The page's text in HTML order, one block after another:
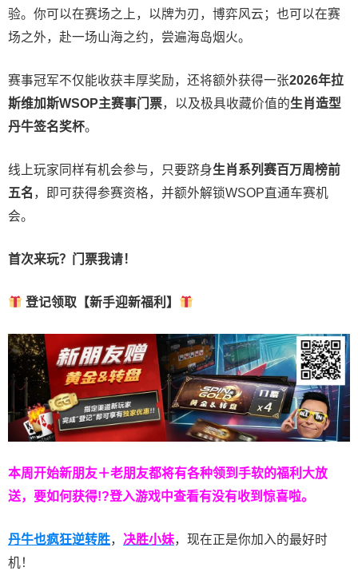
验。 你可以在赛场之上，以牌为刃，博弈风云；也可以在赛
场之外，赴一场山海之约，尝遍海岛烟火。
赛事冠军不仅能收获丰厚奖励，还将额外获得一张2026年拉
斯维加斯WSOP主赛事门票，以及极具收藏价值的生肖造型
丹牛签名奖杯。
线上玩家同样有机会参与，只要跻身生肖系列赛百万周榜前
五名 ，即可获得参赛资格，并额外解锁WSOP直通车赛机
会。
首次来玩？门票我请！
登记领取【新手迎新福利】
本周开始新朋友＋老朋友都将有各种领到手软的福利大放
送，要如何获得!?登入游戏中查看有没有收到惊喜啦。
丹牛也疯狂逆转胜， 决胜小妹，现在正是你加入的最好时
机！